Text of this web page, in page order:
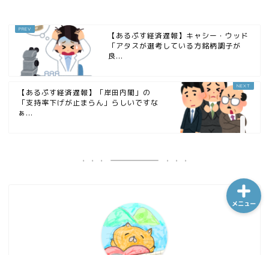
【あるぷす経済遅報】キャシー・ウッド
「アタスが選考している方銘柄調子が
良...
【あるぷす経済遅報】「岸田内閣」の
「支持率下げが止まらん」らしいですな
ぁ...
メニュー
ホーム
趣味
金融